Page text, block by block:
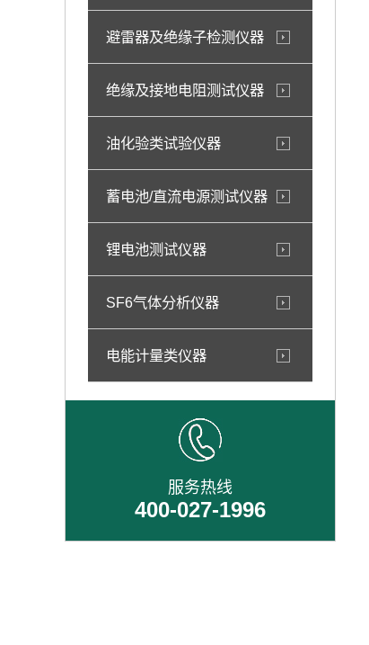
避雷器及绝缘子检测仪器
绝缘及接地电阻测试仪器
油化验类试验仪器
蓄电池/直流电源测试仪器
锂电池测试仪器
SF6气体分析仪器
电能计量类仪器
服务热线
400-027-1996